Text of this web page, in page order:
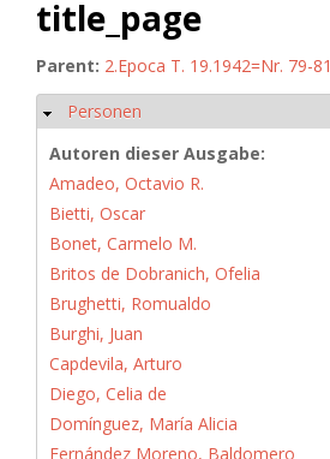
title_page
Parent: 2.Epoca T. 19.1942=Nr. 79-81
Hide
Personen
Autoren dieser Ausgabe:
Amadeo, Octavio R.
Bietti, Oscar
Bonet, Carmelo M.
Britos de Dobranich, Ofelia
Brughetti, Romualdo
Burghi, Juan
Capdevila, Arturo
Diego, Celia de
Domínguez, María Alicia
Fernández Moreno, Baldomero